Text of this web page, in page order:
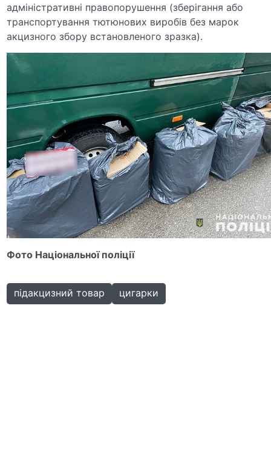
адміністративні правопорушення (зберігання або
транспортування тютюнових виробів без марок
акцизного збору встановленого зразка).
Фото Національної поліції
підакцизний товар цигарки